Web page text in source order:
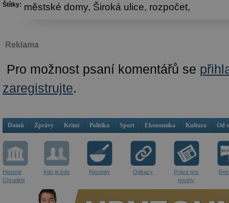
Štítky: městské domy, Široká ulice, rozpočet,
Reklama
Pro možnost psaní komentářů se
zaregistrujte.
Domů Zprávy Krimi Politika Sport Ekonomika Kultura Od
Historie
Chrudimi
Kdo je kdo Recepty Odkazy
Práce pro
noviny